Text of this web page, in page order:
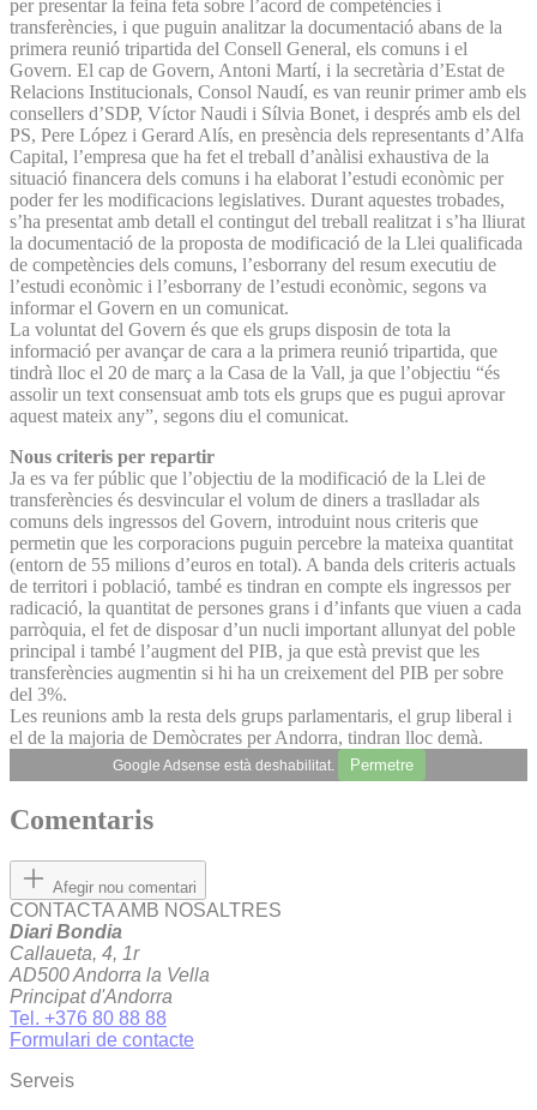
per presentar la feina feta sobre l’acord de competències i
transferències, i que puguin analitzar la documentació abans de la
primera reunió tripartida del Consell General, els comuns i el
Govern. El cap de Govern, Antoni Martí, i la secretària d’Estat de
Relacions Institucionals, Consol Naudí, es van reunir primer amb els
consellers d’SDP, Víctor Naudi i Sílvia Bonet, i després amb els del
PS, Pere López i Gerard Alís, en presència dels representants d’Alfa
Capital, l’empresa que ha fet el treball d’anàlisi exhaustiva de la
situació financera dels comuns i ha elaborat l’estudi econòmic per
poder fer les modificacions legislatives. Durant aquestes trobades,
s’ha presentat amb detall el contingut del treball realitzat i s’ha lliurat
la documentació de la proposta de modificació de la Llei qualificada
de competències dels comuns, l’esborrany del resum executiu de
l’estudi econòmic i l’esborrany de l’estudi econòmic, segons va
informar el Govern en un comunicat.
La voluntat del Govern és que els grups disposin de tota la
informació per avançar de cara a la primera reunió tripartida, que
tindrà lloc el 20 de març a la Casa de la Vall, ja que l’objectiu “és
assolir un text consensuat amb tots els grups que es pugui aprovar
aquest mateix any”, segons diu el comunicat.
Nous criteris per repartir
Ja es va fer públic que l’objectiu de la modificació de la Llei de
transferències és desvincular el volum de diners a traslladar als
comuns dels ingressos del Govern, introduint nous criteris que
permetin que les corporacions puguin percebre la mateixa quantitat
(entorn de 55 milions d’euros en total). A banda dels criteris actuals
de territori i població, també es tindran en compte els ingressos per
radicació, la quantitat de persones grans i d’infants que viuen a cada
parròquia, el fet de disposar d’un nucli important allunyat del poble
principal i també l’augment del PIB, ja que està previst que les
transferències augmentin si hi ha un creixement del PIB per sobre
del 3%.
Les reunions amb la resta dels grups parlamentaris, el grup liberal i
el de la majoria de Demòcrates per Andorra, tindran lloc demà.
Google Adsense està deshabilitat. Permetre
Comentaris
Afegir nou comentari
CONTACTA AMB NOSALTRES
Diari Bondia
Callaueta, 4, 1r
AD500 Andorra la Vella
Principat d'Andorra
Tel. +376 80 88 88
Formulari de contacte
Serveis